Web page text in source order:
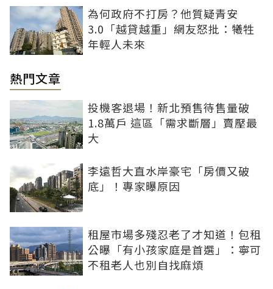
為何政府不打房？他質疑青安
3.0「越貸越重」網友怒批：犧牲
年輕人未來
熱門文章
投機客退場！新北預售待售量破
1.8萬戶 這區「需求斷層」賣壓最
大
李遠哲大直水岸豪宅「房價又破
底」！專家曝原因
租屋市場多殘忍老了才知道！包租
公曝「有小孩家庭是首選」：寧可
不租老人也別自找麻煩